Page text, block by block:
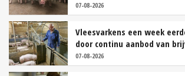
07-08-2026
Vleesvarkens een week
door continu aanbod van
07-08-2026